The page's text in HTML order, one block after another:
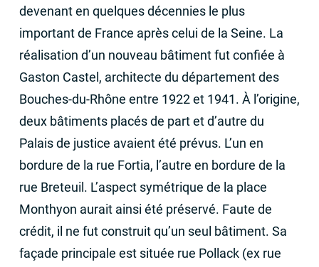
devenant en quelques décennies le plus
important de France après celui de la Seine. La
réalisation d’un nouveau bâtiment fut confiée à
Gaston Castel, architecte du département des
Bouches-du-Rhône entre 1922 et 1941. À l’origine,
deux bâtiments placés de part et d’autre du
Palais de justice avaient été prévus. L’un en
bordure de la rue Fortia, l’autre en bordure de la
rue Breteuil. L’aspect symétrique de la place
Monthyon aurait ainsi été préservé. Faute de
crédit, il ne fut construit qu’un seul bâtiment. Sa
façade principale est située rue Pollack (ex rue